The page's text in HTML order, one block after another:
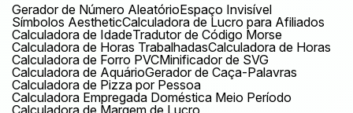
Gerador de Número AleatórioEspaço Invisível
Símbolos AestheticCalculadora de Lucro para Afiliados
Calculadora de IdadeTradutor de Código Morse
Calculadora de Horas TrabalhadasCalculadora de Horas
Calculadora de Forro PVCMinificador de SVG
Calculadora de AquárioGerador de Caça-Palavras
Calculadora de Pizza por Pessoa
Calculadora Empregada Doméstica Meio Período
Calculadora de Margem de Lucro